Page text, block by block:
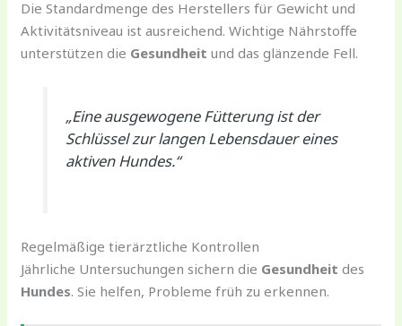
Die Standardmenge des Herstellers für Gewicht und
Aktivitätsniveau ist ausreichend. Wichtige Nährstoffe
unterstützen die Gesundheit und das glänzende Fell.
„Eine ausgewogene Fütterung ist der
Schlüssel zur langen Lebensdauer eines
aktiven Hundes.“
Regelmäßige tierärztliche Kontrollen
Jährliche Untersuchungen sichern die Gesundheit des
Hundes. Sie helfen, Probleme früh zu erkennen.